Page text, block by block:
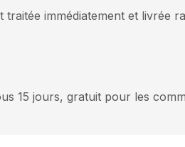
traitée immédiatement et livrée
15 jours, gratuit pour les